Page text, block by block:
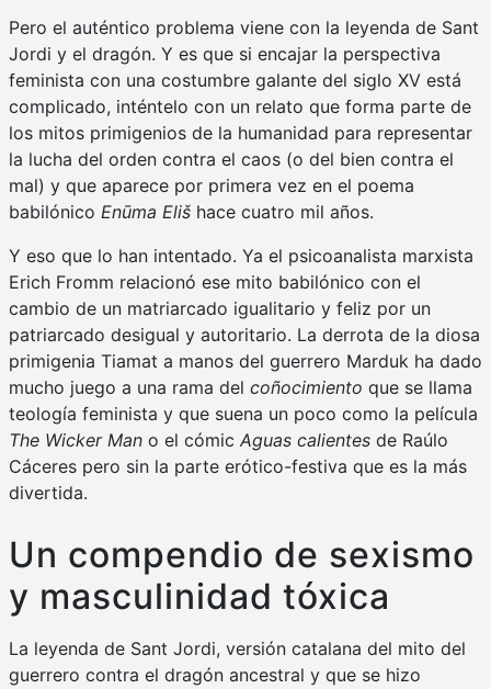
Pero el auténtico problema viene con la leyenda de Sant
Jordi y el dragón. Y es que si encajar la perspectiva
feminista con una costumbre galante del siglo XV está
complicado, inténtelo con un relato que forma parte de
los mitos primigenios de la humanidad para representar
la lucha del orden contra el caos (o del bien contra el
mal) y que aparece por primera vez en el poema
babilónico Enūma Eliš hace cuatro mil años.
Y eso que lo han intentado. Ya el psicoanalista marxista
Erich Fromm relacionó ese mito babilónico con el
cambio de un matriarcado igualitario y feliz por un
patriarcado desigual y autoritario. La derrota de la diosa
primigenia Tiamat a manos del guerrero Marduk ha dado
mucho juego a una rama del coñocimiento que se llama
teología feminista y que suena un poco como la película
The Wicker Man o el cómic Aguas calientes de Raúlo
Cáceres pero sin la parte erótico-festiva que es la más
divertida.
Un compendio de sexismo
y masculinidad tóxica
La leyenda de Sant Jordi, versión catalana del mito del
guerrero contra el dragón ancestral y que se hizo